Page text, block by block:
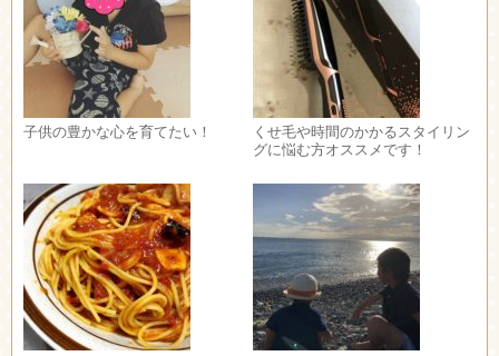
子供の豊かな心を育てたい！
くせ毛や時間のかかるスタイリン
グに悩む方オススメです！